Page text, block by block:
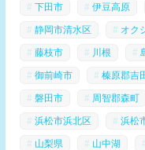
下田市 伊豆高原
静岡市清水区 オク
藤枝市 川根
御前崎市 榛原郡吉
磐田市 周智郡森町
浜松市浜北区 浜松
山梨県 山中湖